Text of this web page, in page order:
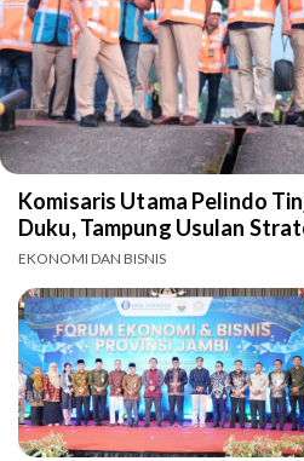
Komisaris Utama Pelindo
Duku, Tampung Usulan
EKONOMI DAN BISNIS